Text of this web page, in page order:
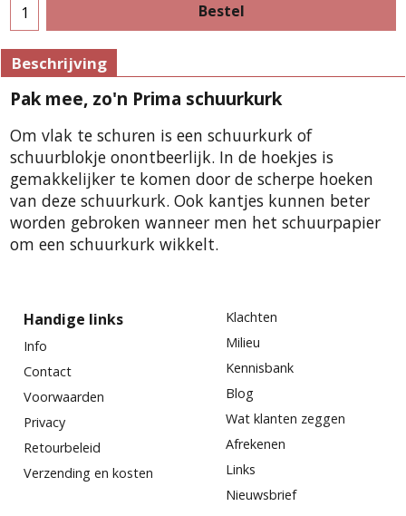
Bestel
Beschrijving
Pak mee, zo'n Prima schuurkurk
Om vlak te schuren is een schuurkurk of
schuurblokje onontbeerlijk. In de hoekjes is
gemakkelijker te komen door de scherpe hoeken
van deze schuurkurk. Ook kantjes kunnen beter
worden gebroken wanneer men het schuurpapier
om een schuurkurk wikkelt.
Handige links
Info
Contact
Voorwaarden
Privacy
Retourbeleid
Verzending en kosten
Klachten
Milieu
Kennisbank
Blog
Wat klanten zeggen
Afrekenen
Links
Nieuwsbrief